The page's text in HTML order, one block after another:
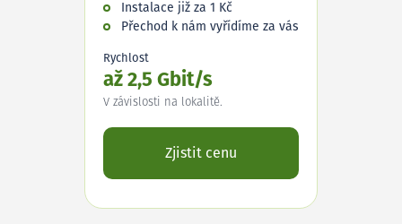
Instalace již za 1 Kč
Přechod k nám vyřídíme za vás
Rychlost
až 2,5 Gbit/s
V závislosti na lokalitě.
Zjistit cenu